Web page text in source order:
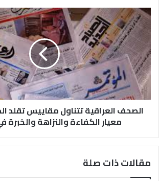
الصحف العراقية تتناول مقاييس تقلد
معيار الكفاءة والنزاهة والخبرة
مقالات ذات صلة